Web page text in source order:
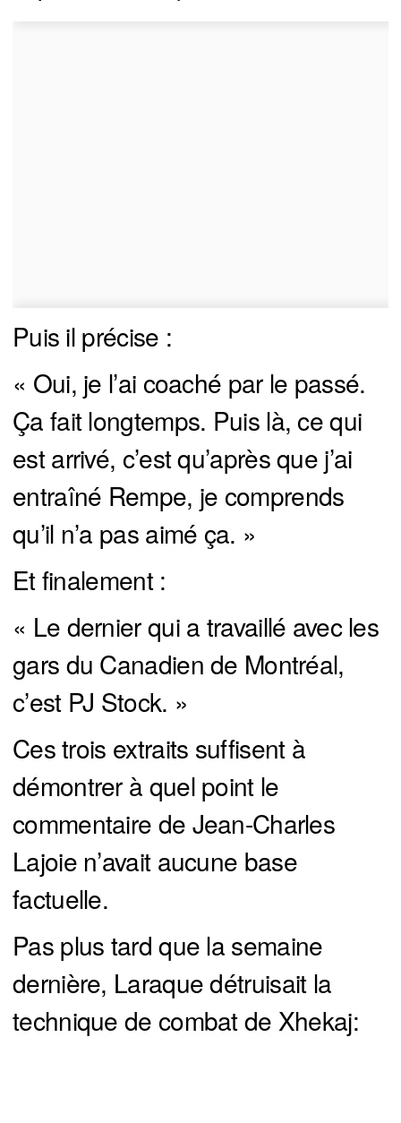
Puis il précise :
« Oui, je l’ai coaché par le passé.
Ça fait longtemps. Puis là, ce qui
est arrivé, c’est qu’après que j’ai
entraîné Rempe, je comprends
qu’il n’a pas aimé ça. »
Et finalement :
« Le dernier qui a travaillé avec les
gars du Canadien de Montréal,
c’est PJ Stock. »
Ces trois extraits suffisent à
démontrer à quel point le
commentaire de Jean-Charles
Lajoie n’avait aucune base
factuelle.
Pas plus tard que la semaine
dernière, Laraque détruisait la
technique de combat de Xhekaj: